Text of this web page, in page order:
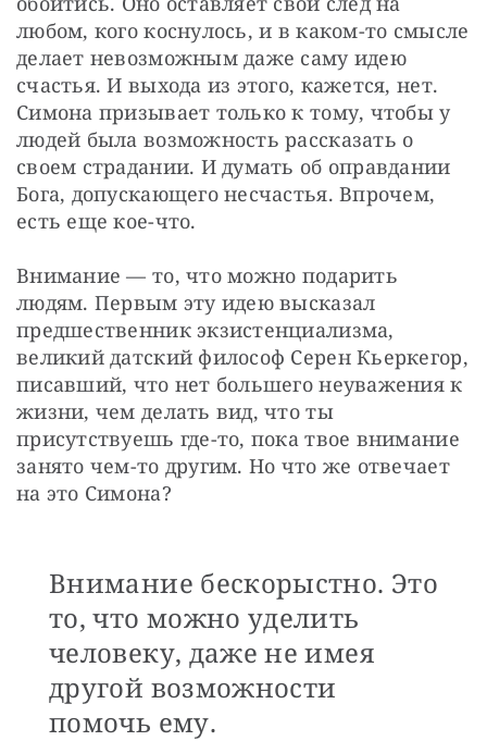
любом, кого коснулось, и в каком-то смысле
делает невозможным даже саму идею
счастья. И выхода из этого, кажется, нет.
Симона призывает только к тому, чтобы у
людей была возможность рассказать о
своем страдании. И думать об оправдании
Бога, допускающего несчастья. Впрочем,
есть еще кое-что.
Внимание — то, что можно подарить
людям. Первым эту идею высказал
предшественник экзистенциализма,
великий датский философ Серен Кьеркегор,
писавший, что нет большего неуважения к
жизни, чем делать вид, что ты
присутствуешь где-то, пока твое внимание
занято чем-то другим. Но что же отвечает
на это Симона?
Внимание бескорыстно. Это
то, что можно уделить
человеку, даже не имея
другой возможности
помочь ему.